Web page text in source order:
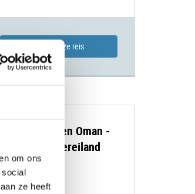
om ons
social
ze heeft
Bekijk deze reis
Arabië en Oman -
schiereiland
van Jubbah